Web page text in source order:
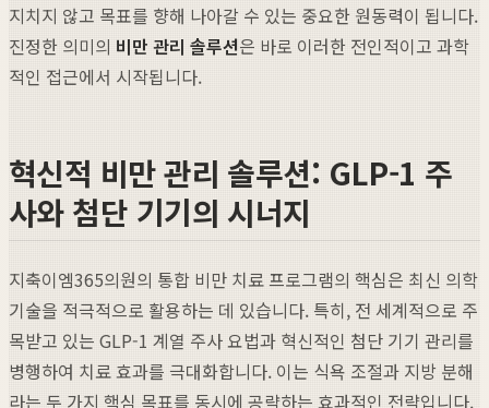
지치지 않고 목표를 향해 나아갈 수 있는 중요한 원동력이 됩니다.
진정한 의미의 비만 관리 솔루션은 바로 이러한 전인적이고 과학
적인 접근에서 시작됩니다.
혁신적 비만 관리 솔루션: GLP-1 주
사와 첨단 기기의 시너지
지축이엠365의원의 통합 비만 치료 프로그램의 핵심은 최신 의학
기술을 적극적으로 활용하는 데 있습니다. 특히, 전 세계적으로 주
목받고 있는 GLP-1 계열 주사 요법과 혁신적인 첨단 기기 관리를
병행하여 치료 효과를 극대화합니다. 이는 식욕 조절과 지방 분해
라는 두 가지 핵심 목표를 동시에 공략하는 효과적인 전략입니다.